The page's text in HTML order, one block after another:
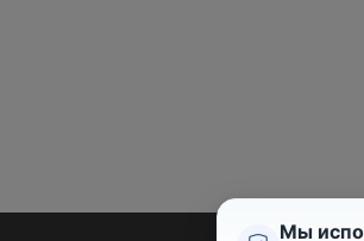
Мы